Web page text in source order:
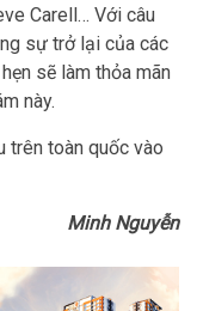
Carell… Với câu
sự trở lại của các
sẽ làm thỏa mãn
này.
trên toàn quốc vào
Minh Nguyễn